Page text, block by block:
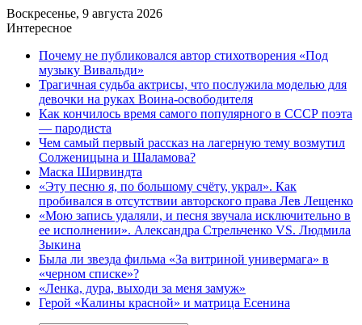
Воскресенье, 9 августа 2026
Интересное
Почему не публиковался автор стихотворения «Под
музыку Вивальди»
Трагичная судьба актрисы, что послужила моделью для
девочки на руках Воина-освободителя
Как кончилось время самого популярного в СССР поэта
— пародиста
Чем самый первый рассказ на лагерную тему возмутил
Солженицына и Шаламова?
Маска Ширвиндта
«Эту песню я, по большому счёту, украл». Как
пробивался в отсутствии авторского права Лев Лещенко
«Мою запись удаляли, и песня звучала исключительно в
ее исполнении». Александра Стрельченко VS. Людмила
Зыкина
Была ли звезда фильма «За витриной универмага» в
«черном списке»?
«Ленка, дура, выходи за меня замуж»
Герой «Калины красной» и матрица Есенина